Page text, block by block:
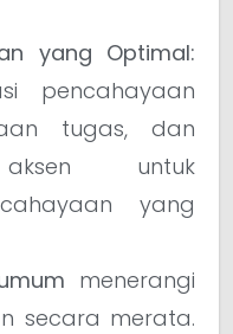
yang Optimal:
pencahayaan
tugas, dan
untuk
yang
menerangi
secara merata.